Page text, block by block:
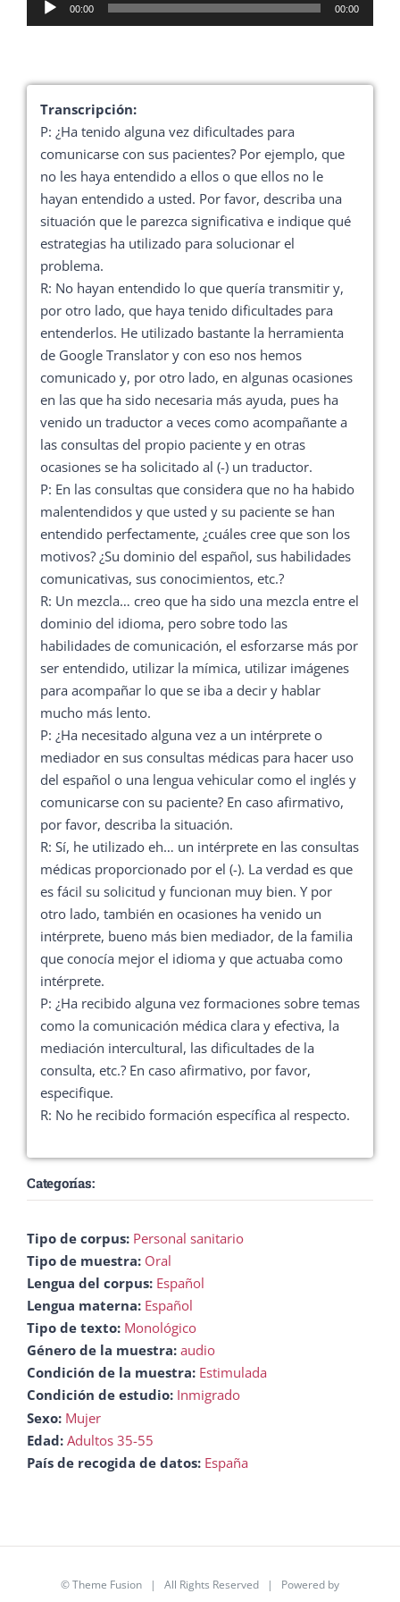
de
00:00 00:00
Transcripción:
P: ¿Ha tenido alguna vez dificultades para
comunicarse con sus pacientes? Por ejemplo, que
no les haya entendido a ellos o que ellos no le
hayan entendido a usted. Por favor, describa una
situación que le parezca significativa e indique qué
estrategias ha utilizado para solucionar el
problema.
R: No hayan entendido lo que quería transmitir y,
por otro lado, que haya tenido dificultades para
entenderlos. He utilizado bastante la herramienta
de Google Translator y con eso nos hemos
comunicado y, por otro lado, en algunas ocasiones
en las que ha sido necesaria más ayuda, pues ha
venido un traductor a veces como acompañante a
las consultas del propio paciente y en otras
ocasiones se ha solicitado al (-) un traductor.
P: En las consultas que considera que no ha habido
malentendidos y que usted y su paciente se han
entendido perfectamente, ¿cuáles cree que son los
motivos? ¿Su dominio del español, sus habilidades
comunicativas, sus conocimientos, etc.?
R: Un mezcla… creo que ha sido una mezcla entre el
dominio del idioma, pero sobre todo las
habilidades de comunicación, el esforzarse más por
ser entendido, utilizar la mímica, utilizar imágenes
para acompañar lo que se iba a decir y hablar
mucho más lento.
P: ¿Ha necesitado alguna vez a un intérprete o
mediador en sus consultas médicas para hacer uso
del español o una lengua vehicular como el inglés y
comunicarse con su paciente? En caso afirmativo,
por favor, describa la situación.
R: Sí, he utilizado eh… un intérprete en las consultas
médicas proporcionado por el (-). La verdad es que
es fácil su solicitud y funcionan muy bien. Y por
otro lado, también en ocasiones ha venido un
intérprete, bueno más bien mediador, de la familia
que conocía mejor el idioma y que actuaba como
intérprete.
P: ¿Ha recibido alguna vez formaciones sobre temas
como la comunicación médica clara y efectiva, la
mediación intercultural, las dificultades de la
consulta, etc.? En caso afirmativo, por favor,
especifique.
R: No he recibido formación específica al respecto.
Categorías:
Tipo de corpus: Personal sanitario
Tipo de muestra: Oral
Lengua del corpus: Español
Lengua materna: Español
Tipo de texto: Monológico
Género de la muestra: audio
Condición de la muestra: Estimulada
Condición de estudio: Inmigrado
Sexo: Mujer
Edad: Adultos 35-55
País de recogida de datos: España
©Theme Fusion | All Rights Reserved | Powered by